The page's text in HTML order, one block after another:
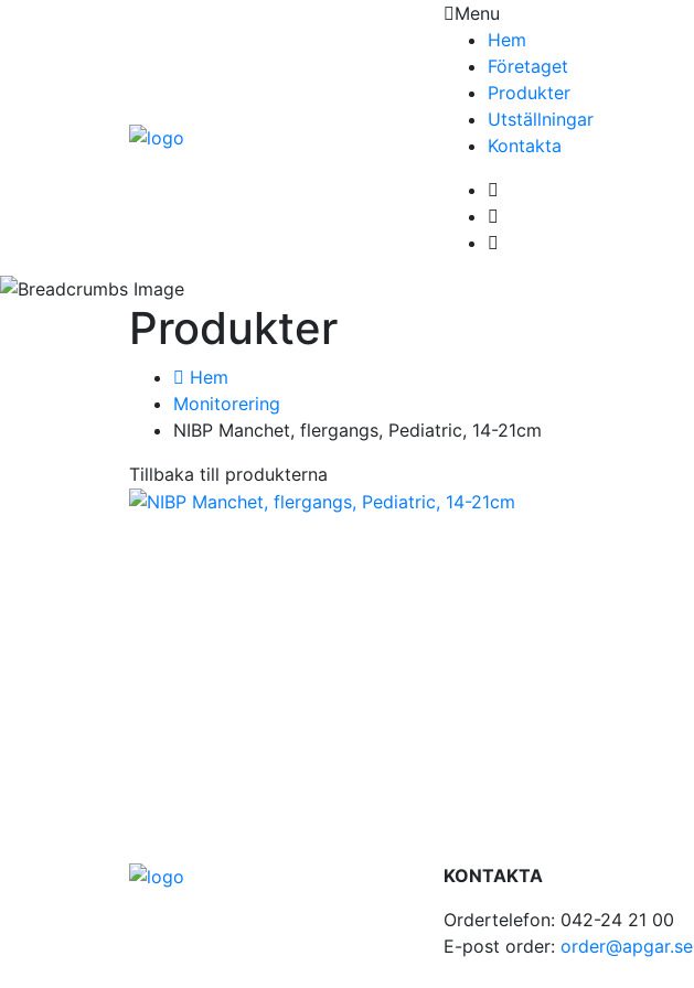
Menu
Hem
Företaget
Produkter
Utställningar
Kontakta
Produkter
Hem
Monitorering
NIBP Manchet, flergangs, Pediatric, 14-21cm
Tillbaka till produkterna
KONTAKTA
Ordertelefon: 042-24 21 00
E-post order: order@apgar.se